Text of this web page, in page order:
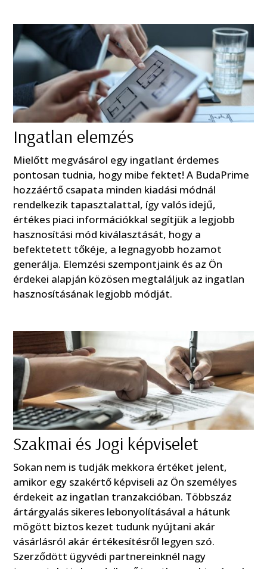
Ingatlan elemzés
Mielőtt megvásárol egy ingatlant érdemes
pontosan tudnia, hogy mibe fektet! A BudaPrime
hozzáértő csapata minden kiadási módnál
rendelkezik tapasztalattal, így valós idejű,
értékes piaci információkkal segítjük a legjobb
hasznosítási mód kiválasztását, hogy a
befektetett tőkéje, a legnagyobb hozamot
generálja. Elemzési szempontjaink és az Ön
érdekei alapján közösen megtaláljuk az ingatlan
hasznosításának legjobb módját.
Szakmai és Jogi képviselet
Sokan nem is tudják mekkora értéket jelent,
amikor egy szakértő képviseli az Ön személyes
érdekeit az ingatlan tranzakcióban. Többszáz
ártárgyalás sikeres lebonyolításával a hátunk
mögött biztos kezet tudunk nyújtani akár
vásárlásról akár értékesítésről legyen szó.
Szerződött ügyvédi partnereinknél nagy